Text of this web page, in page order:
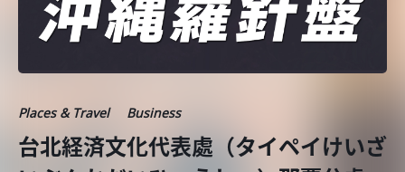
Places & Travel Business
台北経済文化代表處（タイペイけいざ